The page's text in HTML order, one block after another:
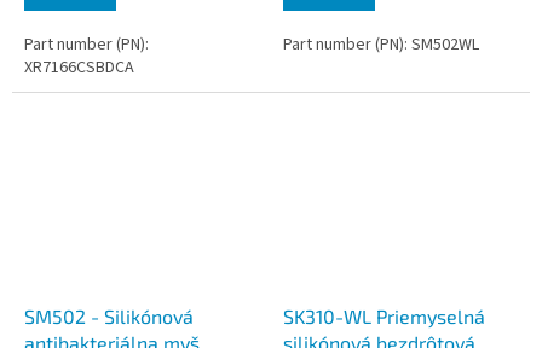
Part number (PN):
XR7166CSBDCA
Part number (PN): SM502WL
SM502 - Silikónová
antibakteriálna myš,
SK310-WL Priemyselná
silikónová bezdrôtová